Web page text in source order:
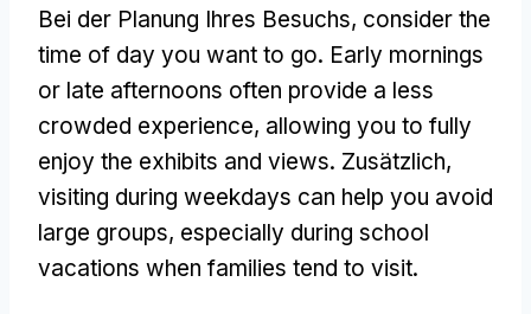
Bei der Planung Ihres Besuchs, consider the
time of day you want to go. Early mornings
or late afternoons often provide a less
crowded experience, allowing you to fully
enjoy the exhibits and views. Zusätzlich,
visiting during weekdays can help you avoid
large groups, especially during school
vacations when families tend to visit.